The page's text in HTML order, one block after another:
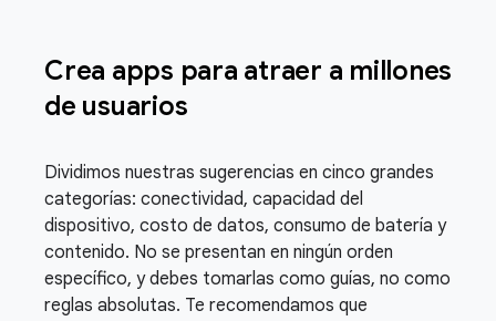
Crea apps para atraer a millones
de usuarios
Dividimos nuestras sugerencias en cinco grandes
categorías: conectividad, capacidad del
dispositivo, costo de datos, consumo de batería y
contenido. No se presentan en ningún orden
específico, y debes tomarlas como guías, no como
reglas absolutas. Te recomendamos que